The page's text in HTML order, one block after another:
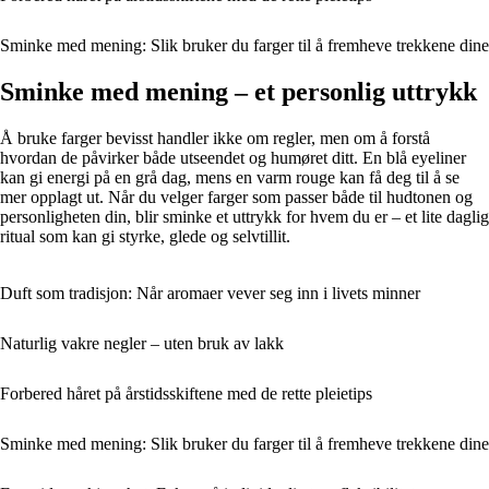
Sminke med mening: Slik bruker du farger til å fremheve trekkene dine
Sminke med mening – et personlig uttrykk
Å bruke farger bevisst handler ikke om regler, men om å forstå
hvordan de påvirker både utseendet og humøret ditt. En blå eyeliner
kan gi energi på en grå dag, mens en varm rouge kan få deg til å se
mer opplagt ut. Når du velger farger som passer både til hudtonen og
personligheten din, blir sminke et uttrykk for hvem du er – et lite daglig
ritual som kan gi styrke, glede og selvtillit.
Duft som tradisjon: Når aromaer vever seg inn i livets minner
Naturlig vakre negler – uten bruk av lakk
Forbered håret på årstidsskiftene med de rette pleietips
Sminke med mening: Slik bruker du farger til å fremheve trekkene dine